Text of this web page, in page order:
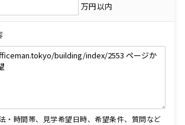
万円以内
・時間帯、見学希望日時、希望条件、質問など